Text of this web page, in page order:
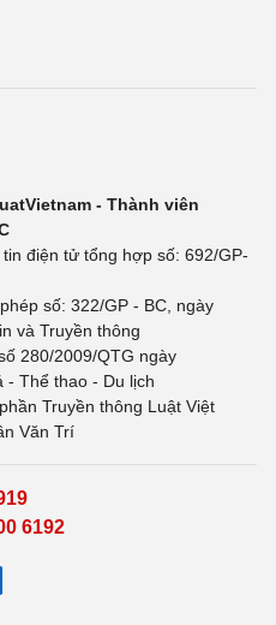
- Thành viên
điện tử tổng hợp số: 692/GP-
số: 322/GP - BC, ngày
và Truyền thông
280/2009/QTG ngày
- Thể thao - Du lịch
Truyền thông Luật Việt
Văn Trí
6192